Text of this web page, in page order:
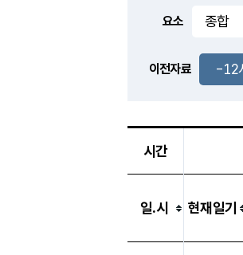
-
요소
이전자료 -12
시간
일.시 현재일기